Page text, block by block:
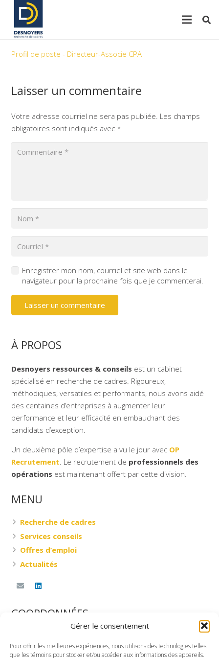
Gérer le consentement
Pour offrir les meilleures expériences, nous utilisons des technologies telles
que les témoins pour stocker et/ou accéder aux informations des appareils.
Profil de poste - Directeur-Associe CPA
Laisser un commentaire
Votre adresse courriel ne sera pas publiée. Les champs
obligatoires sont indiqués avec *
Enregistrer mon nom, courriel et site web dans le
navigateur pour la prochaine fois que je commenterai.
Laisser un commentaire
À PROPOS
Desnoyers ressources & conseils est un cabinet
spécialisé en recherche de cadres. Rigoureux,
méthodiques, versatiles et performants, nous avons aidé
des centaines d’entreprises à augmenter leur
performance et leur efficacité en embauchant des
candidats d’exception.
Un deuxième pôle d’expertise a vu le jour avec OP
Recrutement. Le recrutement de professionnels des
opérations est maintenant offert par cette division.
MENU
Recherche de cadres
Services conseils
Offres d’emploi
Actualités
COORDONNÉES
360, rue Saint-Jacques Ouest, G-101